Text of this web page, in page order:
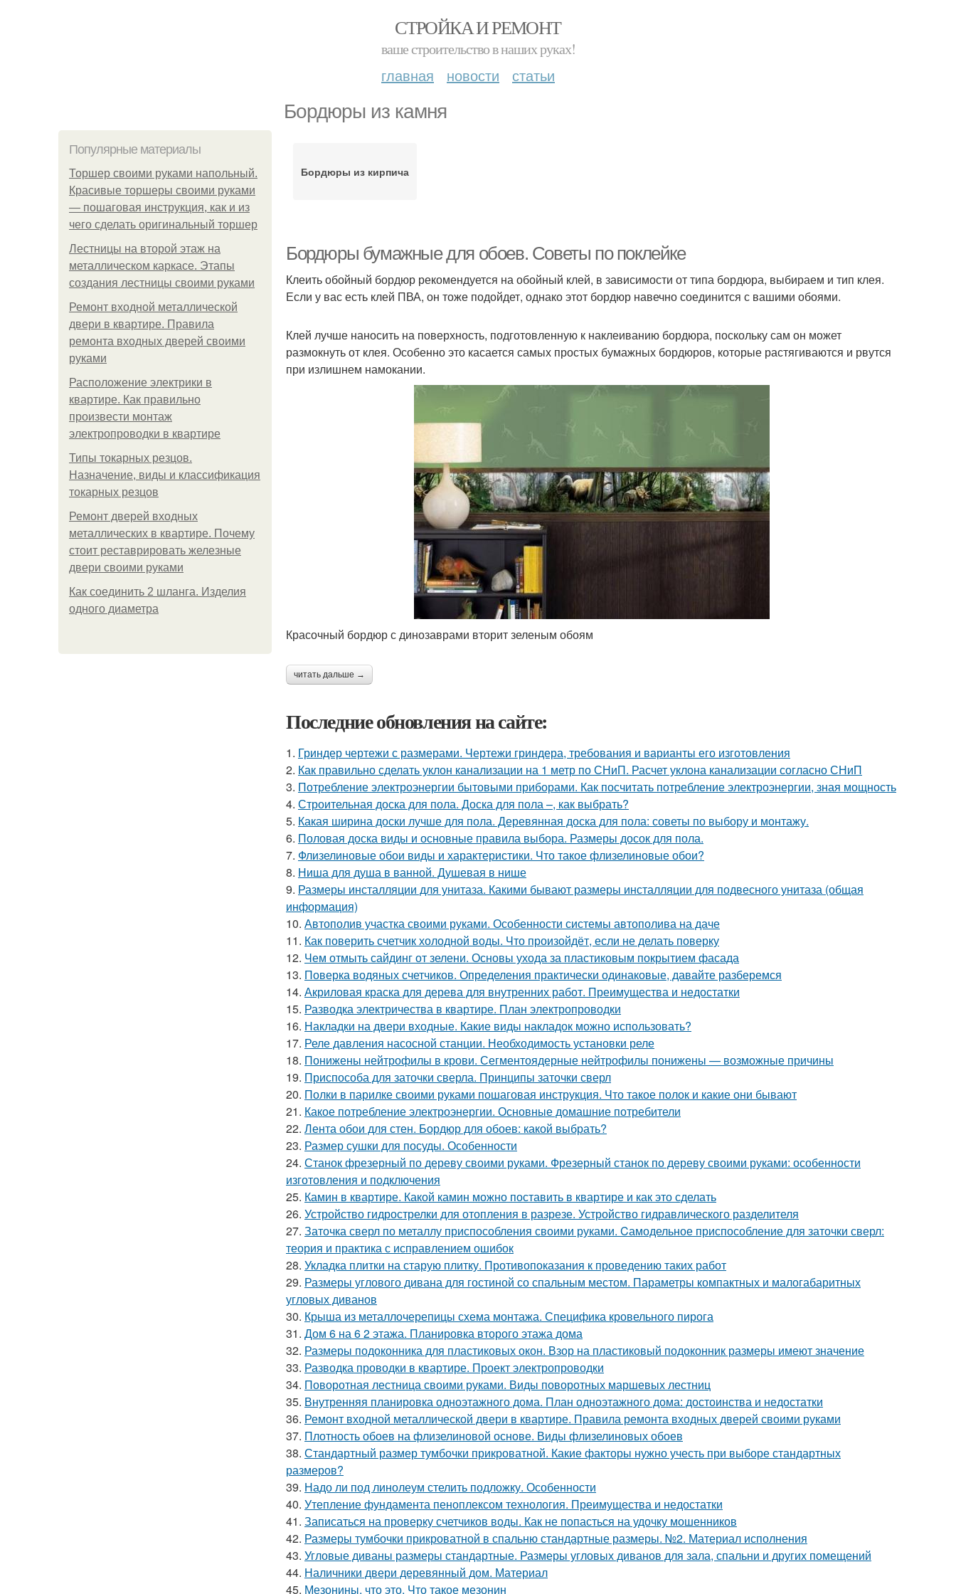
СТРОЙКА И РЕМОНТ
ваше строительство в наших руках!
главная новости статьи
Бордюры из камня
Популярные материалы
Торшер своими руками напольный.
Красивые торшеры своими руками
— пошаговая инструкция, как и из
чего сделать оригинальный торшер
Лестницы на второй этаж на
металлическом каркасе. Этапы
создания лестницы своими руками
Ремонт входной металлической
двери в квартире. Правила
ремонта входных дверей своими
руками
Расположение электрики в
квартире. Как правильно
произвести монтаж
электропроводки в квартире
Типы токарных резцов.
Назначение, виды и классификация
токарных резцов
Ремонт дверей входных
металлических в квартире. Почему
стоит реставрировать железные
двери своими руками
Как соединить 2 шланга. Изделия
одного диаметра
Бордюры из кирпича
Бордюры бумажные для обоев. Советы по поклейке
Клеить обойный бордюр рекомендуется на обойный клей, в зависимости от типа бордюра, выбираем и тип клея.
Если у вас есть клей ПВА, он тоже подойдет, однако этот бордюр навечно соединится с вашими обоями.
Клей лучше наносить на поверхность, подготовленную к наклеиванию бордюра, поскольку сам он может
размокнуть от клея. Особенно это касается самых простых бумажных бордюров, которые растягиваются и рвутся
при излишнем намокании.
Красочный бордюр с динозаврами вторит зеленым обоям
читать дальше →
Последние обновления на сайте:
1. Гриндер чертежи с размерами. Чертежи гриндера, требования и варианты его изготовления
2. Как правильно сделать уклон канализации на 1 метр по СНиП. Расчет уклона канализации согласно СНиП
3. Потребление электроэнергии бытовыми приборами. Как посчитать потребление электроэнергии, зная мощность
4. Строительная доска для пола. Доска для пола –, как выбрать?
5. Какая ширина доски лучше для пола. Деревянная доска для пола: советы по выбору и монтажу.
6. Половая доска виды и основные правила выбора. Размеры досок для пола.
7. Флизелиновые обои виды и характеристики. Что такое флизелиновые обои?
8. Ниша для душа в ванной. Душевая в нише
9. Размеры инсталляции для унитаза. Какими бывают размеры инсталляции для подвесного унитаза (общая
информация)
10. Автополив участка своими руками. Особенности системы автополива на даче
11. Как поверить счетчик холодной воды. Что произойдёт, если не делать поверку
12. Чем отмыть сайдинг от зелени. Основы ухода за пластиковым покрытием фасада
13. Поверка водяных счетчиков. Определения практически одинаковые, давайте разберемся
14. Акриловая краска для дерева для внутренних работ. Преимущества и недостатки
15. Разводка электричества в квартире. План электропроводки
16. Накладки на двери входные. Какие виды накладок можно использовать?
17. Реле давления насосной станции. Необходимость установки реле
18. Понижены нейтрофилы в крови. Сегментоядерные нейтрофилы понижены — возможные причины
19. Приспособа для заточки сверла. Принципы заточки сверл
20. Полки в парилке своими руками пошаговая инструкция. Что такое полок и какие они бывают
21. Какое потребление электроэнергии. Основные домашние потребители
22. Лента обои для стен. Бордюр для обоев: какой выбрать?
23. Размер сушки для посуды. Особенности
24. Станок фрезерный по дереву своими руками. Фрезерный станок по дереву своими руками: особенности
изготовления и подключения
25. Камин в квартире. Какой камин можно поставить в квартире и как это сделать
26. Устройство гидрострелки для отопления в разрезе. Устройство гидравлического разделителя
27. Заточка сверл по металлу приспособления своими руками. Cамодельное приспособление для заточки сверл:
теория и практика с исправлением ошибок
28. Укладка плитки на старую плитку. Противопоказания к проведению таких работ
29. Размеры углового дивана для гостиной со спальным местом. Параметры компактных и малогабаритных
угловых диванов
30. Крыша из металлочерепицы схема монтажа. Специфика кровельного пирога
31. Дом 6 на 6 2 этажа. Планировка второго этажа дома
32. Размеры подоконника для пластиковых окон. Взор на пластиковый подоконник размеры имеют значение
33. Разводка проводки в квартире. Проект электропроводки
34. Поворотная лестница своими руками. Виды поворотных маршевых лестниц
35. Внутренняя планировка одноэтажного дома. План одноэтажного дома: достоинства и недостатки
36. Ремонт входной металлической двери в квартире. Правила ремонта входных дверей своими руками
37. Плотность обоев на флизелиновой основе. Виды флизелиновых обоев
38. Стандартный размер тумбочки прикроватной. Какие факторы нужно учесть при выборе стандартных
размеров?
39. Надо ли под линолеум стелить подложку. Особенности
40. Утепление фундамента пеноплексом технология. Преимущества и недостатки
41. Записаться на проверку счетчиков воды. Как не попасться на удочку мошенников
42. Размеры тумбочки прикроватной в спальню стандартные размеры. №2. Материал исполнения
43. Угловые диваны размеры стандартные. Размеры угловых диванов для зала, спальни и других помещений
44. Наличники двери деревянный дом. Материал
45. Мезонины, что это. Что такое мезонин